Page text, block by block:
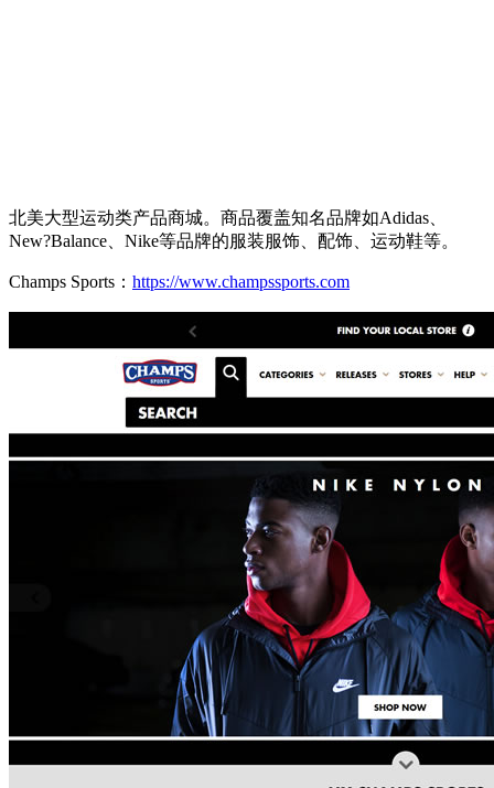
北美大型运动类产品商城。商品覆盖知名品牌如Adidas、
New?Balance、Nike等品牌的服装服饰、配饰、运动鞋等。
Champs Sports： https://www.champssports.com